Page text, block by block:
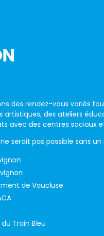
des rendez-vous variés
artistiques, des ateliers
avec des centres sociaux
serait pas possible sans un
de Vaucluse
Train Bleu